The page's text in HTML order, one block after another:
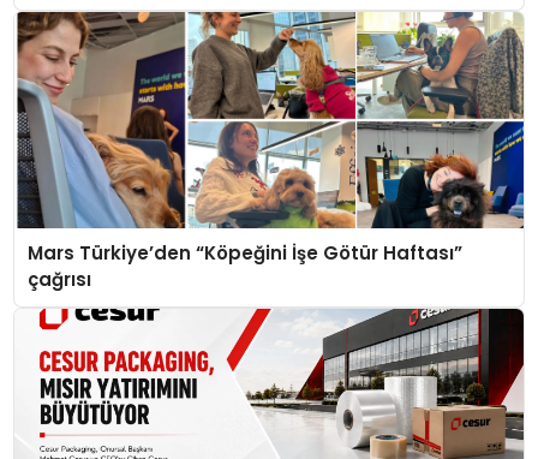
Mars Türkiye’den “Köpeğini İşe Götür Haftası”
çağrısı